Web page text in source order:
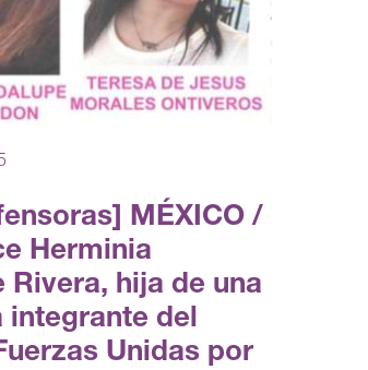
MÉXICO /
Herminia
Rivera, hija de una
integrante del
Unidas por